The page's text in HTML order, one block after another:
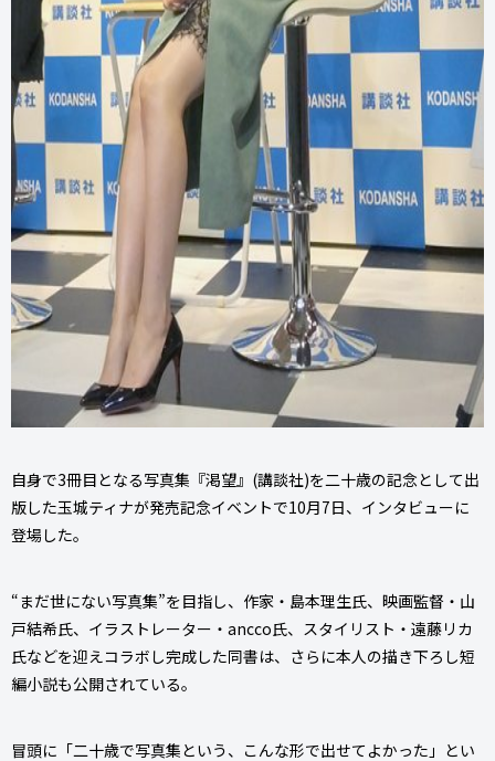
自身で3冊目となる写真集『渇望』(講談社)を二十歳の記念として出
版した玉城ティナが発売記念イベントで10月7日、インタビューに
登場した。
“まだ世にない写真集”を目指し、作家・島本理生氏、映画監督・山
戸結希氏、イラストレーター・ancco氏、スタイリスト・遠藤リカ
氏などを迎えコラボし完成した同書は、さらに本人の描き下ろし短
編小説も公開されている。
冒頭に「二十歳で写真集という、こんな形で出せてよかった」とい